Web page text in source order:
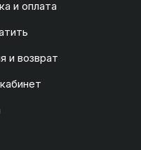
и оплата
и возврат